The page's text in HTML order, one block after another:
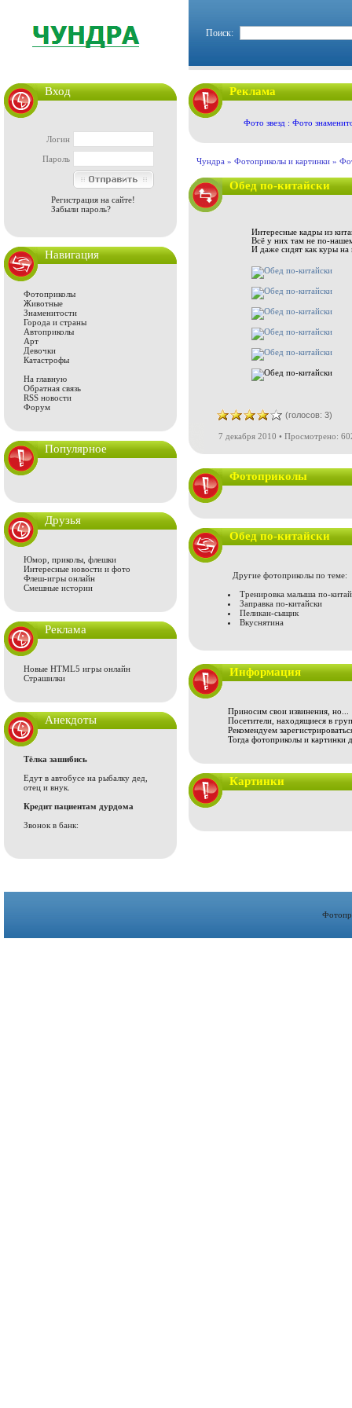
Поиск:
Вход
Логин
Пароль
Регистрация на сайте!
Забыли пароль?
Навигация
Фотоприколы
Животные
Знаменитости
Города и страны
Автоприколы
Арт
Девочки
Катастрофы
На главную
Обратная связь
RSS новости
Форум
Популярное
Друзья
Юмор, приколы, флешки
Интересные новости и фото
Флеш-игры онлайн
Смешные истории
Реклама
Новые HTML5 игры онлайн
Страшилки
Анекдоты
Тёлка зашибись
Едут в автобусе на рыбалку дед,
отец и внук.
Кредит пациентам дурдома
Звонок в банк:
Реклама
Фото звезд : Фото
Чундра » Фотоприколы и картинки »
Обед по-китайски
Интересные кадры из
Всё у них там не по-
И даже сидят как куры на
(голосов: 3)
7 декабря 2010 • Просмотрено:
Фотоприколы
Обед по-китайски
Другие фотоприколы по теме:
Тренировка малыша по-
Заправка по-китайски
Пеликан-сыщик
Вкуснятина
Информация
Приносим свои извинения, но...
Посетители, находящиеся в
Рекомендуем
Тогда фотоприколы и картинки
Картинки